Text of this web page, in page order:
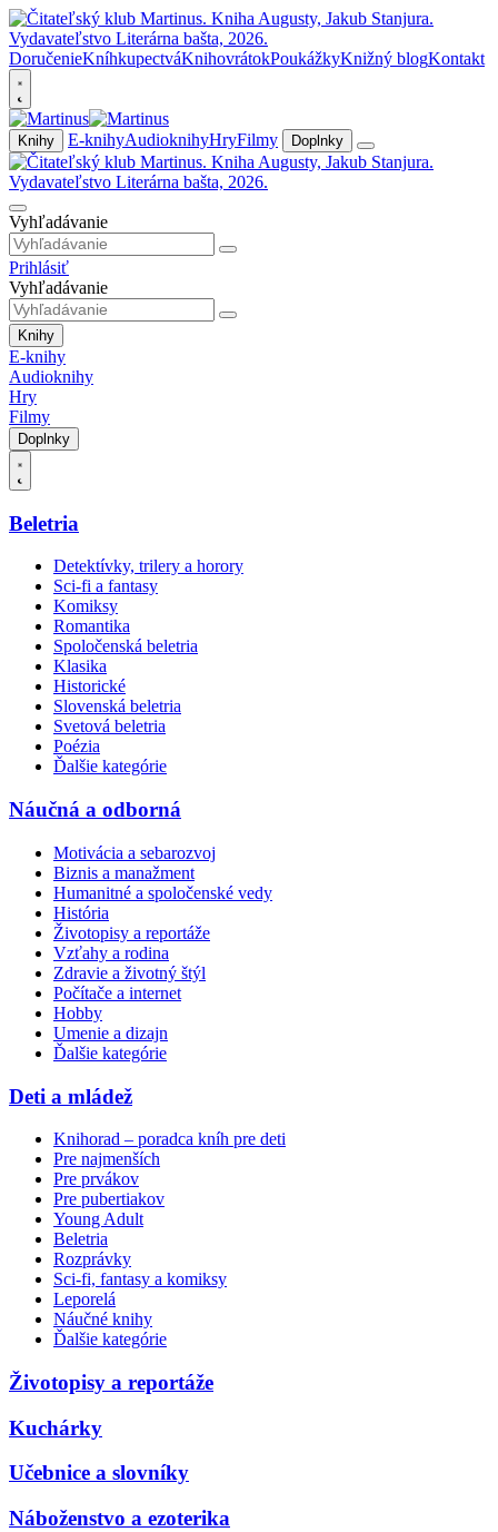
DoručenieKníhkupectváKnihovrátokPoukážkyKnižný blogKontakt
Knihy E-knihyAudioknihyHryFilmy Doplnky
Vyhľadávanie
Prihlásiť
Vyhľadávanie
Knihy
E-knihy
Audioknihy
Hry
Filmy
Doplnky
Beletria
Detektívky, trilery a horory
Sci-fi a fantasy
Komiksy
Romantika
Spoločenská beletria
Klasika
Historické
Slovenská beletria
Svetová beletria
Poézia
Ďalšie kategórie
Náučná a odborná
Motivácia a sebarozvoj
Biznis a manažment
Humanitné a spoločenské vedy
História
Životopisy a reportáže
Vzťahy a rodina
Zdravie a životný štýl
Počítače a internet
Hobby
Umenie a dizajn
Ďalšie kategórie
Deti a mládež
Knihorad – poradca kníh pre deti
Pre najmenších
Pre prvákov
Pre pubertiakov
Young Adult
Beletria
Rozprávky
Sci-fi, fantasy a komiksy
Leporelá
Náučné knihy
Ďalšie kategórie
Životopisy a reportáže
Kuchárky
Učebnice a slovníky
Náboženstvo a ezoterika